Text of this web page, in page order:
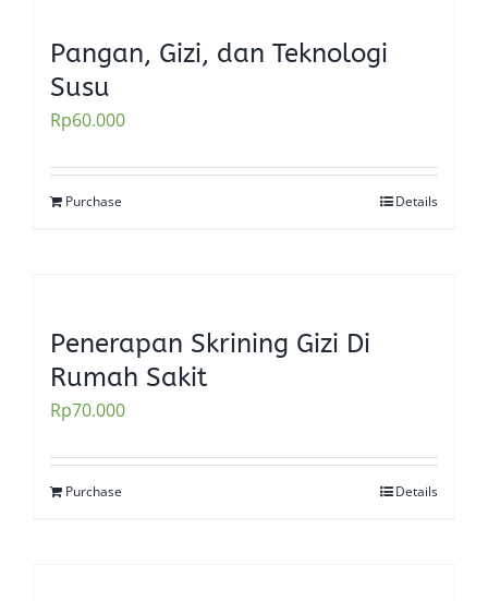
Pangan, Gizi, dan Teknologi
Susu
Rp60.000
Purchase Details
Penerapan Skrining Gizi Di
Rumah Sakit
Rp70.000
Purchase Details